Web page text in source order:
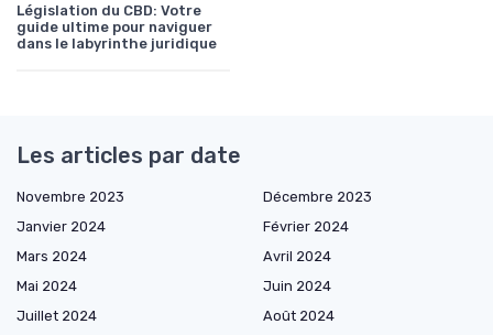
Législation du CBD: Votre
guide ultime pour naviguer
dans le labyrinthe juridique
Les articles par date
Novembre 2023
Décembre 2023
Janvier 2024
Février 2024
Mars 2024
Avril 2024
Mai 2024
Juin 2024
Juillet 2024
Août 2024